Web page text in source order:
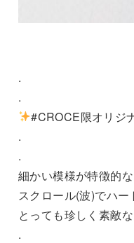
.
.
#CROCE限オリジ
.
.
細かい模様が特徴的
スクロール(波)でハー
とっても珍しく素敵
.